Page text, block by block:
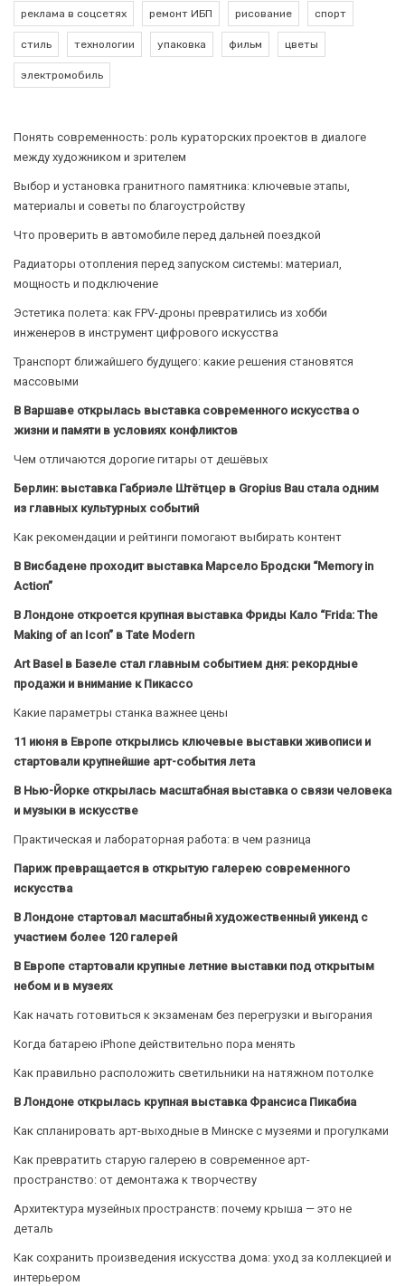
реклама в соцсетях ремонт ИБП рисование спорт
стиль технологии упаковка фильм цветы
электромобиль
Понять современность: роль кураторских проектов в диалоге
между художником и зрителем
Выбор и установка гранитного памятника: ключевые этапы,
материалы и советы по благоустройству
Что проверить в автомобиле перед дальней поездкой
Радиаторы отопления перед запуском системы: материал,
мощность и подключение
Эстетика полета: как FPV-дроны превратились из хобби
инженеров в инструмент цифрового искусства
Транспорт ближайшего будущего: какие решения становятся
массовыми
В Варшаве открылась выставка современного искусства о
жизни и памяти в условиях конфликтов
Чем отличаются дорогие гитары от дешёвых
Берлин: выставка Габриэле Штётцер в Gropius Bau стала одним
из главных культурных событий
Как рекомендации и рейтинги помогают выбирать контент
В Висбадене проходит выставка Марсело Бродски “Memory in
Action”
В Лондоне откроется крупная выставка Фриды Кало “Frida: The
Making of an Icon” в Tate Modern
Art Basel в Базеле стал главным событием дня: рекордные
продажи и внимание к Пикассо
Какие параметры станка важнее цены
11 июня в Европе открылись ключевые выставки живописи и
стартовали крупнейшие арт-события лета
В Нью-Йорке открылась масштабная выставка о связи человека
и музыки в искусстве
Практическая и лабораторная работа: в чем разница
Париж превращается в открытую галерею современного
искусства
В Лондоне стартовал масштабный художественный уикенд с
участием более 120 галерей
В Европе стартовали крупные летние выставки под открытым
небом и в музеях
Как начать готовиться к экзаменам без перегрузки и выгорания
Когда батарею iPhone действительно пора менять
Как правильно расположить светильники на натяжном потолке
В Лондоне открылась крупная выставка Франсиса Пикабиа
Как спланировать арт-выходные в Минске с музеями и прогулками
Как превратить старую галерею в современное арт-
пространство: от демонтажа к творчеству
Архитектура музейных пространств: почему крыша — это не
деталь
Как сохранить произведения искусства дома: уход за коллекцией и
интерьером